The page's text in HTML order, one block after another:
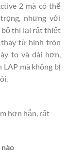
2 mà có thể
nhưng với
bộ thì lại rất thiết
từ hình tròn
to và dài hơn,
mà không bị
hơn hẳn, rất